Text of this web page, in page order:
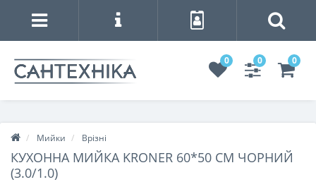
0 0 0
Мийки Врізні
КУХОННА МИЙКА KRONER 60*50 СМ ЧОРНИЙ
(3.0/1.0)